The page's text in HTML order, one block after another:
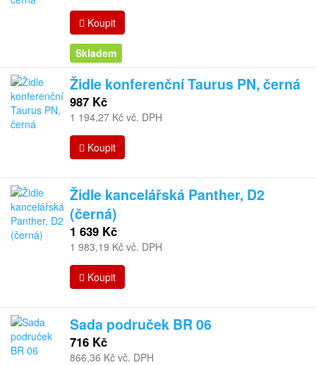
Koupit
Skladem
Židle konferenční Taurus PN, černá
987 Kč
1 194,27 Kč vč. DPH
Koupit
Židle kancelářská Panther, D2
(černá)
1 639 Kč
1 983,19 Kč vč. DPH
Koupit
Sada područek BR 06
716 Kč
866,36 Kč vč. DPH